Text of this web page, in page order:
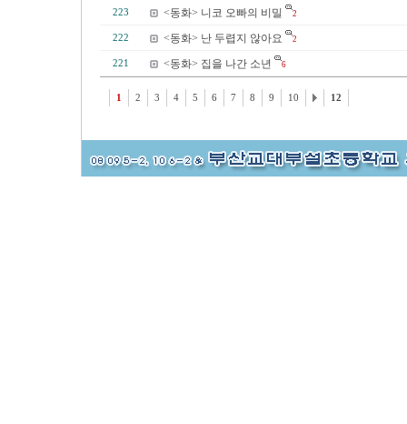
223 <동화> 니코 오빠의 비밀 2
222 <동화> 난 두렵지 않아요 2
221 <동화> 집을 나간 소년 6
1 2 3 4 5 6 7 8 9 10 12